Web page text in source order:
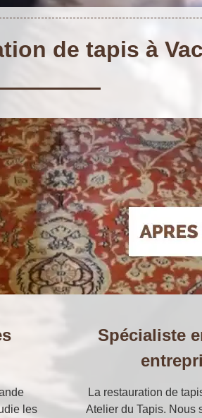
de tapis à
les
Spécialiste
La restauration de
Atelier du Tapis. Nous